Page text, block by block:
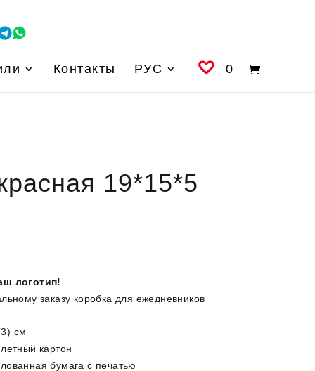
Контакты РУС 0
19*15*5
логотип!
заказу коробка для ежедневников
см
картон
бумага с печатью